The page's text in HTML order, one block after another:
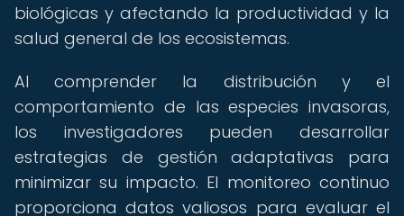
biológicas y afectando la productividad y la
salud general de los ecosistemas.
Al comprender la distribución y el
comportamiento de las especies invasoras,
los investigadores pueden desarrollar
estrategias de gestión adaptativas para
minimizar su impacto. El monitoreo continuo
proporciona datos valiosos para evaluar el